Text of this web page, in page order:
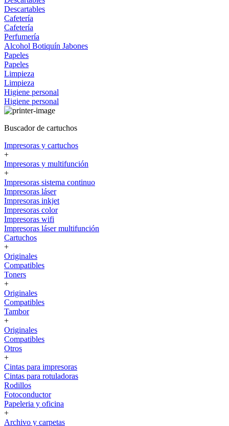
Descartables
Cafetería
Cafetería
Perfumería
Alcohol Botiquín Jabones
Papeles
Papeles
Limpieza
Limpieza
Higiene personal
Higiene personal
Buscador de cartuchos
Impresoras y cartuchos
+
Impresoras y multifunción
+
Impresoras sistema continuo
Impresoras láser
Impresoras inkjet
Impresoras color
Impresoras wifi
Impresoras láser multifunción
Cartuchos
+
Originales
Compatibles
Toners
+
Originales
Compatibles
Tambor
+
Originales
Compatibles
Otros
+
Cintas para impresoras
Cintas para rotuladoras
Rodillos
Fotoconductor
Papeleria y oficina
+
Archivo y carpetas